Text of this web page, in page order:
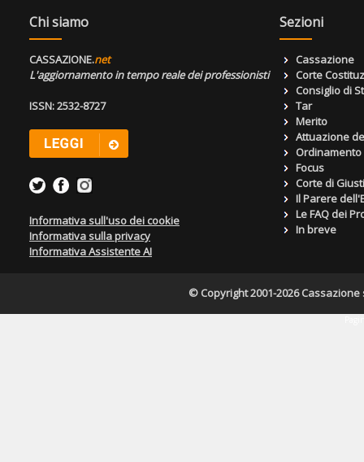
Chi siamo
CASSAZIONE.net
L'aggiornamento in tempo reale dei professionisti
ISSN: 2532-8727
Informativa sull'uso dei cookie
Informativa sulla privacy
Informativa Assistente AI
Sezioni
Cassazione
Corte
Consiglio di
Tar
Merito
Attuazione
Focus
Corte di
Il Parere
Le FAQ dei
In breve
© Copyright 2001-2026 Cassazione